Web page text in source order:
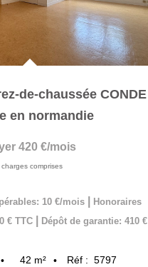
de-chaussée CONDE
en normandie
420 €/mois
charges comprises
10 €/mois
Honoraires
€ TTC
Dépôt de garantie: 410 €
42 m² Réf : 5797